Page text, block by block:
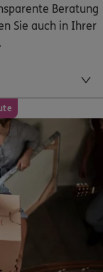
Beratung
Sie auch in Ihrer